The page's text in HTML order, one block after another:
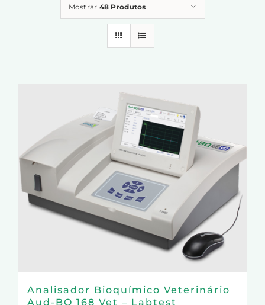
Mostrar 48 Produtos
Analisador Bioquímico Veterinário
Aud-BQ 168 Vet – Labtest